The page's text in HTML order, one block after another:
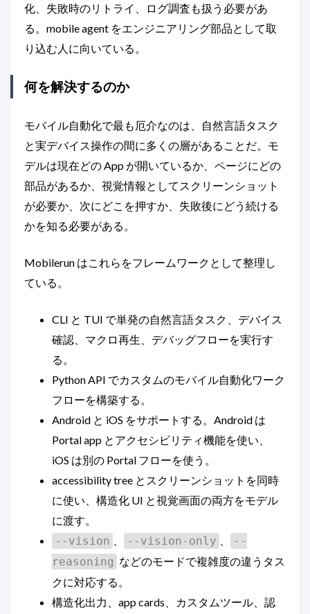
化、失敗時のリトライ、ログ調査も扱う必要があ
る。mobile agent をエンジニアリング部品として取
り込む人に向いている。
何を解決するのか
モバイル自動化で最も厄介なのは、自然言語タスク
と実デバイス操作の間に多くの層があることだ。モ
デルは現在どの App が開いているか、ページにどの
部品があるか、視覚情報としてスクリーンショット
が必要か、次にどこを押すか、失敗後にどう続ける
かを知る必要がある。
Mobilerun はこれらをフレームワークとして整理し
ている。
CLI と TUI で単発の自然言語タスク、デバイス
確認、マクロ再生、デバッグフローを実行す
る。
Python API でカスタムのモバイル自動化ワーク
フローを構築する。
Android と iOS をサポートする。Android は
Portal app とアクセシビリティ機能を使い、
iOS は別の Portal フローを使う。
accessibility tree とスクリーンショットを同時
に使い、構造化 UI と視覚画面の両方をモデル
に渡す。
--vision
--vision-only
--
reasoning などのモードで複雑度の違うタス
クに対応する。
構造化出力、app cards、カスタムツール、認